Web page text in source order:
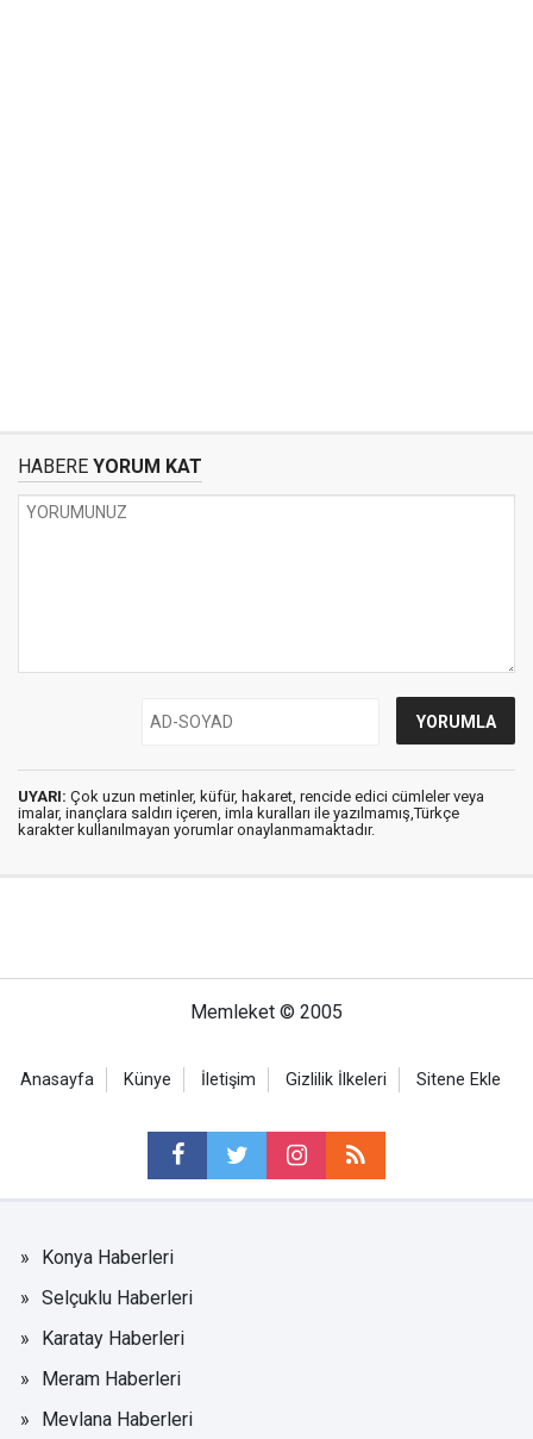
HABERE YORUM KAT
UYARI: Çok uzun metinler, küfür, hakaret, rencide edici cümleler veya
imalar, inançlara saldırı içeren, imla kuralları ile yazılmamış,Türkçe
karakter kullanılmayan yorumlar onaylanmamaktadır.
Memleket © 2005
Anasayfa Künye İletişim Gizlilik İlkeleri Sitene Ekle
Konya Haberleri
Selçuklu Haberleri
Karatay Haberleri
Meram Haberleri
Mevlana Haberleri